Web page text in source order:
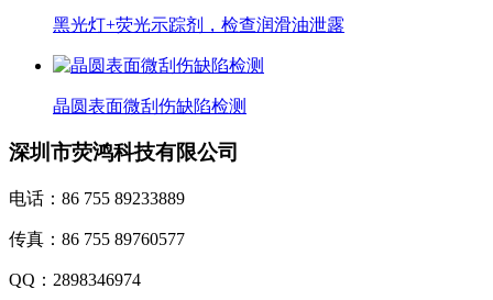
黑光灯+荧光示踪剂，检查润滑油泄露
晶圆表面微刮伤缺陷检测
深圳市荧鸿科技有限公司
电话：86 755 89233889
传真：86 755 89760577
QQ：2898346974